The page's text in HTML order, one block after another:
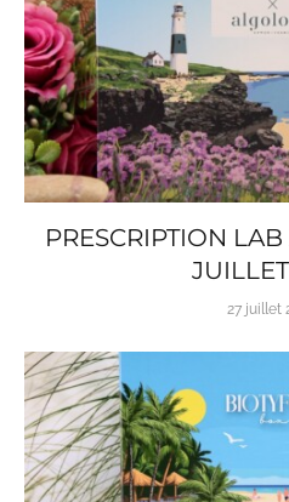
PRESCRIPTION
27 juillet